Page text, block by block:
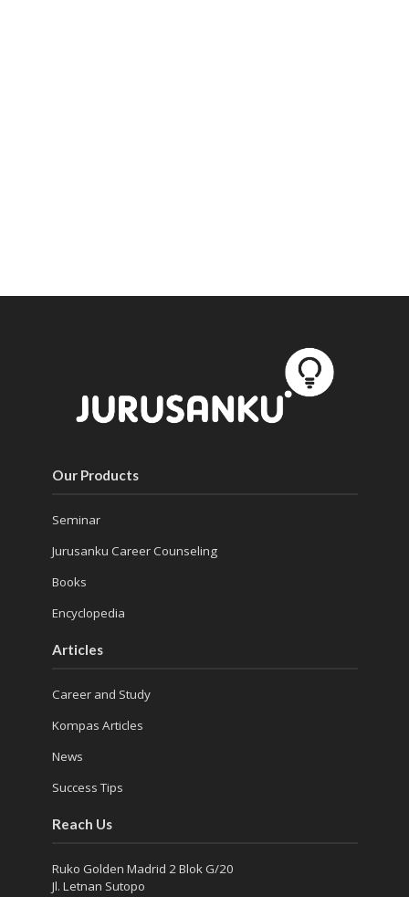
Our Products
Seminar
Jurusanku Career Counseling
Books
Encyclopedia
Articles
Career and Study
Kompas Articles
News
Success Tips
Reach Us
Ruko Golden Madrid 2 Blok G/20
Jl. Letnan Sutopo